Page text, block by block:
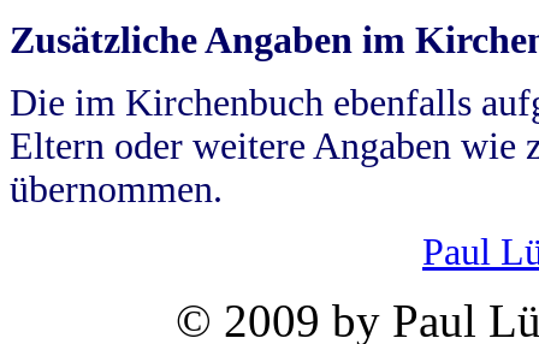
Zusätzliche Angaben im
Die im Kirchenbuch ebenfalls
Eltern oder weitere Angaben wie
übernommen.
Paul
© 2009 by Paul